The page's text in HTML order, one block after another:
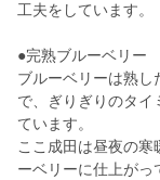
工夫をしています。
●完熟ブルーベリー
ブルーベリーは熟
で、ぎりぎりのタイ
ています。
ここ成田は昼夜の
ーベリーに仕上がっ